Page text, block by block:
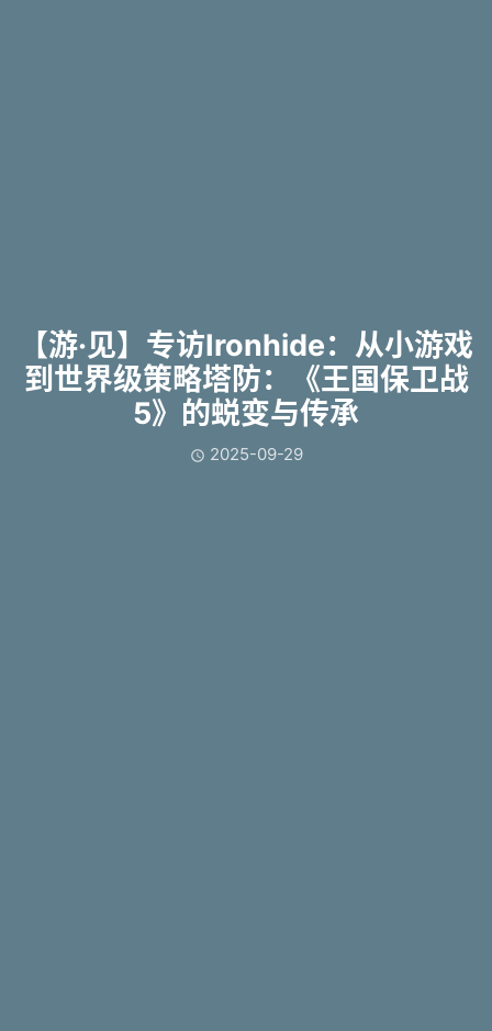
【游·见】专访Ironhide：从小游戏
到世界级策略塔防：《王国保卫战
5》的蜕变与传承
 2025-09-29